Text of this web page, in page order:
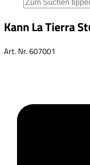
Kann La Tierra
Art. Nr.607001